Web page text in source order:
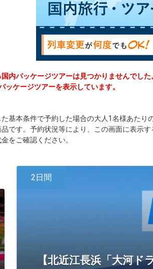
内パッケージツアーは見つかりませんでした
ッケージツアーを表示しています。
基本条件で予約した場合の大人1名様あた
です。予約状況等により、この画面に表示
をご確認ください。
2日間
【北近江長浜「大河